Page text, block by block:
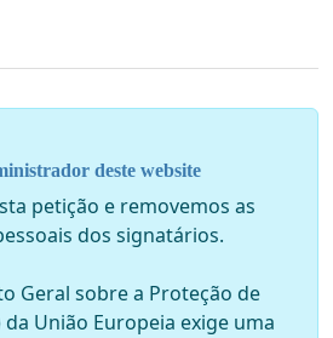
deste website
petição e removemos as
dos signatários.
Geral sobre a Proteção de
da União Europeia exige uma